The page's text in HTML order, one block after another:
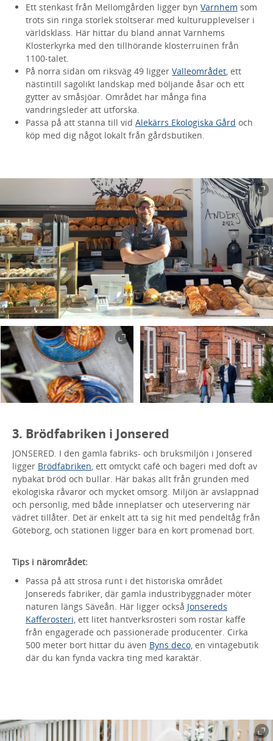
Ett stenkast från Mellomgården ligger byn Varnhem som
trots sin ringa storlek stoltserar med kulturupplevelser i
världsklass. Här hittar du bland annat Varnhems
Klosterkyrka med den tillhörande klosterruinen från
1100-talet.
På norra sidan om riksväg 49 ligger Valleområdet, ett
nästintill sagolikt landskap med böljande åsar och ett
gytter av småsjöar. Området har många fina
vandringsleder att utforska.
Passa på att stanna till vid Alekärrs Ekologiska Gård och
köp med dig något lokalt från gårdsbutiken.
3. Brödfabriken i Jonsered
JONSERED. I den gamla fabriks- och bruksmiljön i Jonsered
ligger Brödfabriken, ett omtyckt café och bageri med doft av
nybakat bröd och bullar. Här bakas allt från grunden med
ekologiska råvaror och mycket omsorg. Miljön är avslappnad
och personlig, med både inneplatser och uteservering när
vädret tillåter. Det är enkelt att ta sig hit med pendeltåg från
Göteborg, och stationen ligger bara en kort promenad bort.
Tips i närområdet:
Passa på att strosa runt i det historiska området
Jonsereds fabriker, där gamla industribyggnader möter
naturen längs Säveån. Här ligger också Jonsereds
Kafferosteri, ett litet hantverksrosteri som rostar kaffe
från engagerade och passionerade producenter. Cirka
500 meter bort hittar du även Byns deco, en vintagebutik
där du kan fynda vackra ting med karaktär.